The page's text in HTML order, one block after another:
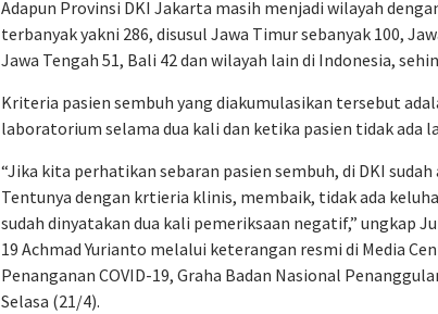
Adapun Provinsi DKI Jakarta masih menjadi wilayah
terbanyak yakni 286, disusul Jawa Timur sebanyak 100,
Jawa Tengah 51, Bali 42 dan wilayah lain di Indonesia,
Kriteria pasien sembuh yang diakumulasikan tersebut
laboratorium selama dua kali dan ketika pasien tidak ada
“Jika kita perhatikan sebaran pasien sembuh, di DKI
Tentunya dengan krtieria klinis, membaik, tidak ada
sudah dinyatakan dua kali pemeriksaan negatif,” ungkap
19 Achmad Yurianto melalui keterangan resmi di Media
Penanganan COVID-19, Graha Badan Nasional
Selasa (21/4).